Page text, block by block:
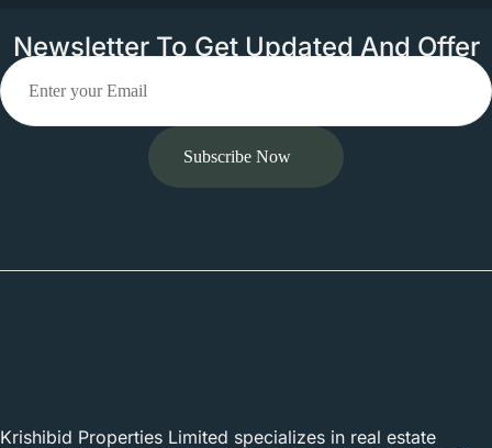
Newsletter To Get Updated And Offer
Subscribe Now
Krishibid Properties Limited specializes in real estate